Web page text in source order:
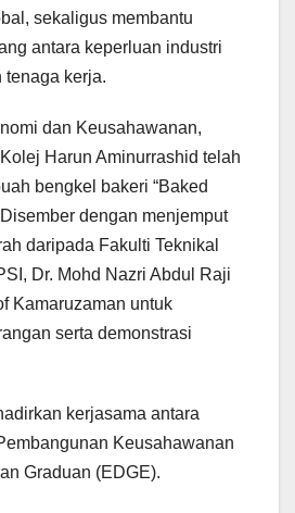
sekaligus membantu
antara keperluan industri
tenaga kerja.
dan Keusahawanan,
Harun Aminurrashid telah
bengkel bakeri “Baked
dengan menjemput
daripada Fakulti Teknikal
Dr. Mohd Nazri Abdul Raji
Kamaruzaman untuk
serta demonstrasi
kerjasama antara
Keusahawanan
Graduan (EDGE).